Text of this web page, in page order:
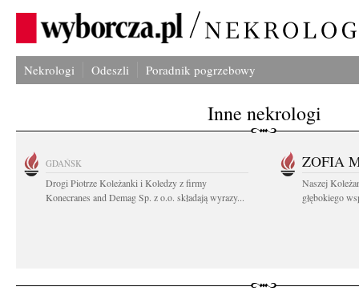
Nekrologi Odeszli Poradnik pogrzebowy
Inne nekrologi
GDAŃSK
Drogi Piotrze Koleżanki i Koledzy z firmy
Konecranes and Demag Sp. z o.o. składają wyrazy...
ZOFIA
Naszej
głębokiego